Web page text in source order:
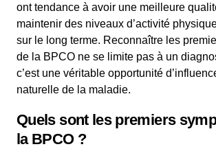
ont tendance à avoir une meilleure
maintenir des niveaux d’activité
sur le long terme. Reconnaître les
de la BPCO ne se limite pas à un
c’est une véritable opportunité
naturelle de la maladie.
Quels sont les premiers
la BPCO ?